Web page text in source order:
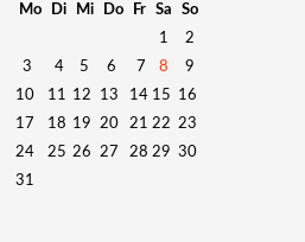
Mo Di Mi Do Fr Sa
So
1
2
3
4 5 6 7 8
9
10
11 12 13 14 15
16
17
18 19 20 21 22 23
24
25 26 27 28 29 30
31